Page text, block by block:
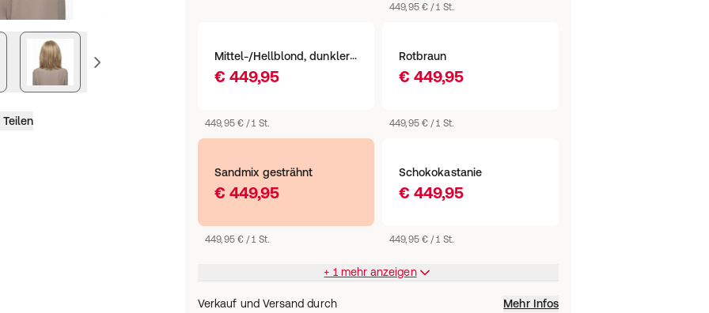
vorheriges Bild
Teilen
449,95 € / 1 St.
Mittel-/Hellblond, dunkler Ansatz
€ 449,95
449,95 € / 1 St.
Rotbraun
€ 449,95
449,95 € / 1 St.
Sandmix gesträhnt
€ 449,95
449,95 € / 1 St.
Schokokastanie
€ 449,95
449,95 € / 1 St.
+ 1 mehr anzeigen
Verkauf und Versand durch Mehr Infos